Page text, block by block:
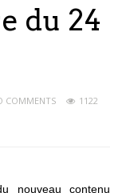
du 24
COMMENTS
1122
nouveau contenu